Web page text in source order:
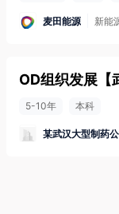
麦田能源 新能
OD组织发展 【
5-10年 本科
某武汉大型制药